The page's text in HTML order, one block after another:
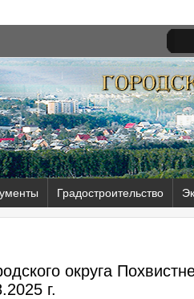
Градостроительство
округа
г.